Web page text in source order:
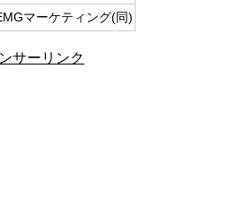
マーケティング(同)
サーリンク